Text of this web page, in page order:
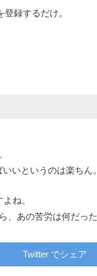
録するだけ。
いというのは楽ちん
ね。
、あの苦労は何だっ
Twitterでシェア